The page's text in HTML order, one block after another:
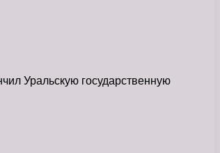
Уральскую государственную